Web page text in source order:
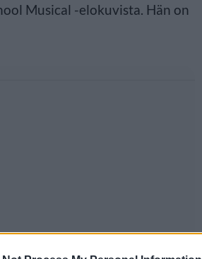
Musical -elokuvista. Hän on